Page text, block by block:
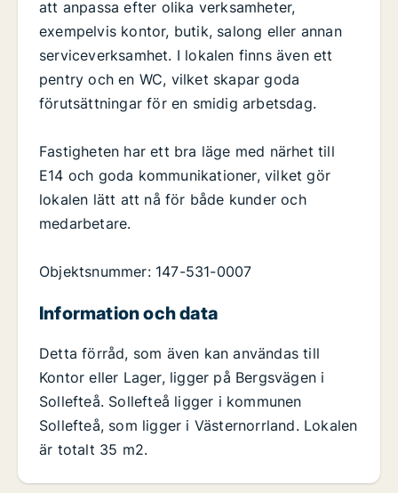
att anpassa efter olika verksamheter,
exempelvis kontor, butik, salong eller annan
serviceverksamhet. I lokalen finns även ett
pentry och en WC, vilket skapar goda
förutsättningar för en smidig arbetsdag.
Fastigheten har ett bra läge med närhet till
E14 och goda kommunikationer, vilket gör
lokalen lätt att nå för både kunder och
medarbetare.
Objektsnummer: 147-531-0007
Information och data
Detta förråd, som även kan användas till
Kontor eller Lager, ligger på Bergsvägen i
Sollefteå. Sollefteå ligger i kommunen
Sollefteå, som ligger i Västernorrland. Lokalen
är totalt 35 m2.